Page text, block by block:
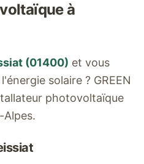
à
(01400) et vous
solaire ? GREEN
photovoltaïque
Alpes.